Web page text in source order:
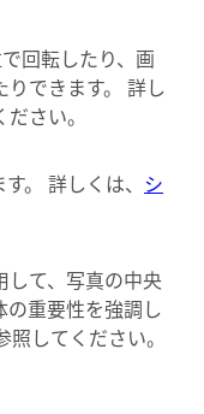
回転したり、画
できます。 詳し
さい。
。 詳しくは、 シ
して、写真の中央
の重要性を強調し
照してください。